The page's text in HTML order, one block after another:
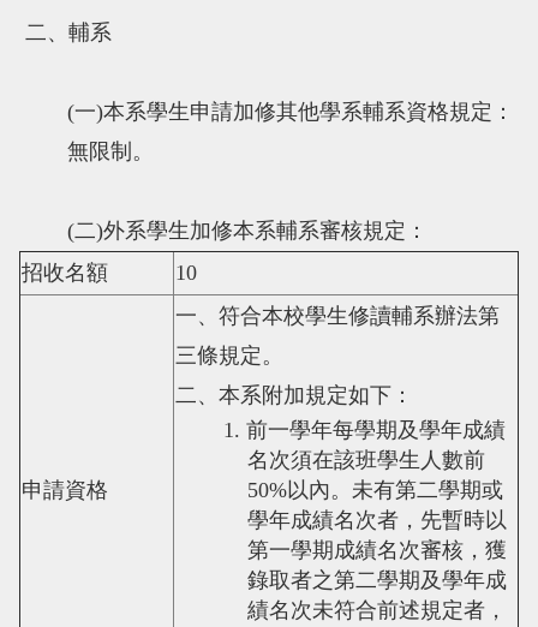
二、輔系
(一)本系學生申請加修其他學系輔系資格規定：
無限制。
(二)外系學生加修本系輔系審核規定：
招收名額
10
申請資格
一、符合本校學生修讀輔系辦法第
三條規定。
二、本系附加規定如下：
1. 前一學年每學期及學年成績
名次須在該班學生人數前
50%以內。未有第二學期或
學年成績名次者，先暫時以
第一學期成績名次審核，獲
錄取者之第二學期及學年成
績名次未符合前述規定者，